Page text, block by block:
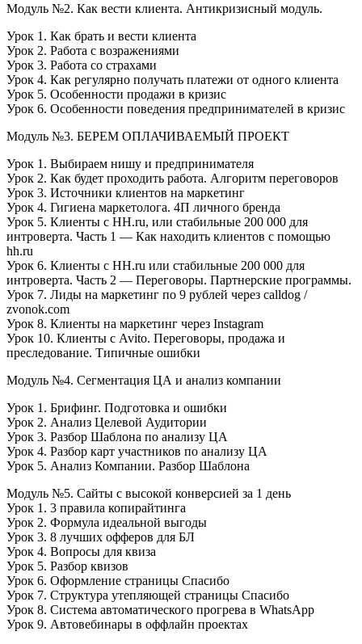
Модуль №2. Как вести клиента. Антикризисный модуль.
Урок 1. Как брать и вести клиента
Урок 2. Работа с возражениями
Урок 3. Работа со страхами
Урок 4. Как регулярно получать платежи от одного клиента
Урок 5. Особенности продажи в кризис
Урок 6. Особенности поведения предпринимателей в кризис
Модуль №3. БЕРЕМ ОПЛАЧИВАЕМЫЙ ПРОЕКТ
Урок 1. Выбираем нишу и предпринимателя
Урок 2. Как будет проходить работа. Алгоритм переговоров
Урок 3. Источники клиентов на маркетинг
Урок 4. Гигиена маркетолога. 4П личного бренда
Урок 5. Клиенты с HH.ru, или стабильные 200 000 для
интроверта. Часть 1 — Как находить клиентов с помощью
hh.ru
Урок 6. Клиенты с HH.ru или стабильные 200 000 для
интроверта. Часть 2 — Переговоры. Партнерские программы.
Урок 7. Лиды на маркетинг по 9 рублей через calldog /
zvonok.com
Урок 8. Клиенты на маркетинг через Instagram
Урок 10. Клиенты с Avito. Переговоры, продажа и
преследование. Типичные ошибки
Модуль №4. Сегментация ЦА и анализ компании
Урок 1. Брифинг. Подготовка и ошибки
Урок 2. Анализ Целевой Аудитории
Урок 3. Разбор Шаблона по анализу ЦА
Урок 4. Разбор карт участников по анализу ЦА
Урок 5. Анализ Компании. Разбор Шаблона
Модуль №5. Сайты с высокой конверсией за 1 день
Урок 1. 3 правила копирайтинга
Урок 2. Формула идеальной выгоды
Урок 3. 8 лучших офферов для БЛ
Урок 4. Вопросы для квиза
Урок 5. Разбор квизов
Урок 6. Оформление страницы Спасибо
Урок 7. Структура утепляющей страницы Спасибо
Урок 8. Система автоматического прогрева в WhatsApp
Урок 9. Автовебинары в оффлайн проектах